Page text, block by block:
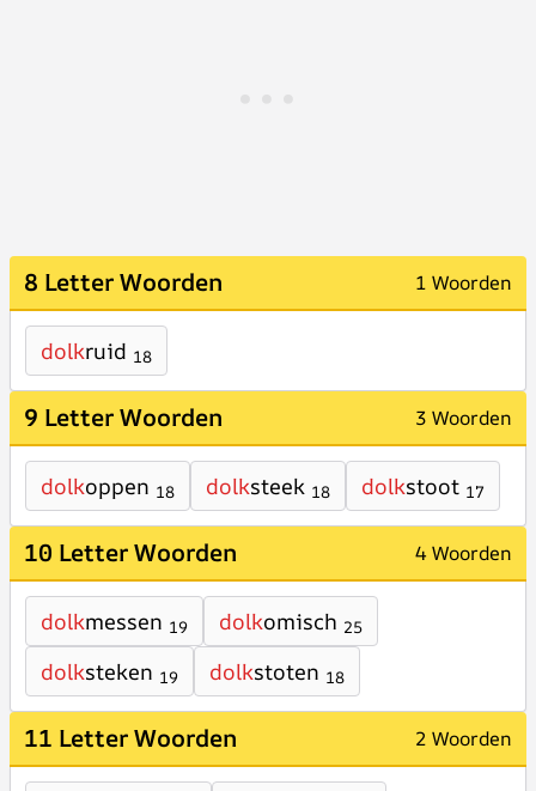
8 Letter Woorden 1 Woorden
dolkruid 18
9 Letter Woorden 3 Woorden
dolkoppen 18 dolksteek 18 dolkstoot 17
10 Letter Woorden 4 Woorden
dolkmessen 19 dolkomisch 25
dolksteken 19 dolkstoten 18
11 Letter Woorden 2 Woorden